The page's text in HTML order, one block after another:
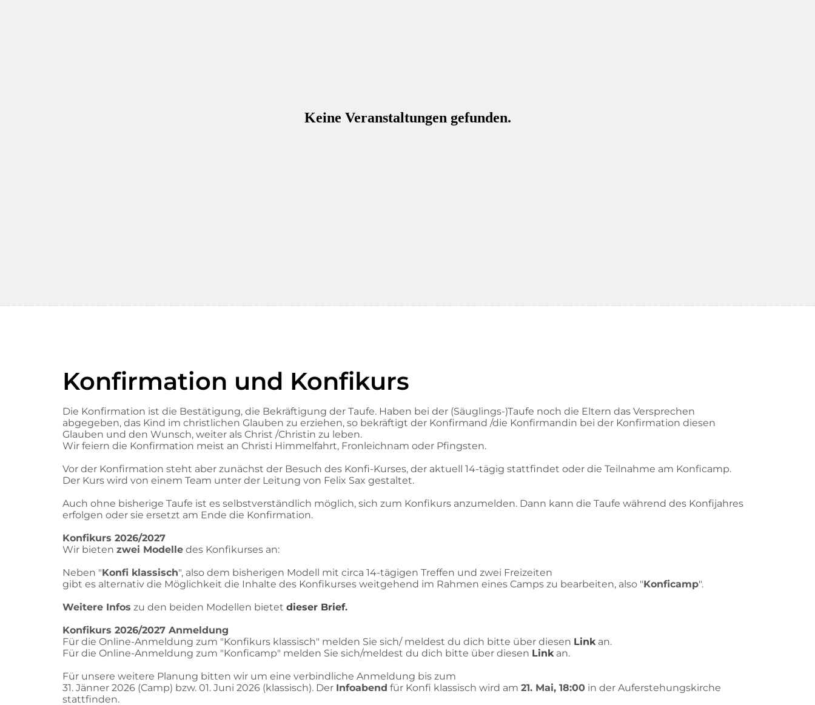
Konfirmation und Konfikurs
Die Konfirmation ist die Bestätigung, die Bekräftigung der Taufe. Haben bei der (Säuglings-)Taufe noch die Eltern das Versprechen
abgegeben, das Kind im christlichen Glauben zu erziehen, so bekräftigt der Konfirmand /die Konfirmandin bei der Konfirmation diesen
Glauben und den Wunsch, weiter als Christ /Christin zu leben.
Wir feiern die Konfirmation meist an Christi Himmelfahrt, Fronleichnam oder Pfingsten.
Vor der Konfirmation steht aber zunächst der Besuch des Konfi-Kurses, der aktuell 14-tägig stattfindet oder die Teilnahme am Konficamp.
Der Kurs wird von einem Team unter der Leitung von Felix Sax gestaltet.
Auch ohne bisherige Taufe ist es selbstverständlich möglich, sich zum Konfikurs anzumelden. Dann kann die Taufe während des Konfijahres
erfolgen oder sie ersetzt am Ende die Konfirmation.
Konfikurs 2026/2027
Wir bieten zwei Modelle des Konfikurses an:
Neben "Konfi klassisch", also dem bisherigen Modell mit circa 14-tägigen Treffen und zwei Freizeiten
gibt es alternativ die Möglichkeit die Inhalte des Konfikurses weitgehend im Rahmen eines Camps zu bearbeiten, also "Konficamp".
Weitere Infos zu den beiden Modellen bietet dieser Brief.
Konfikurs 2026/2027 Anmeldung
Für die Online-Anmeldung zum "Konfikurs klassisch" melden Sie sich/ meldest du dich bitte über diesen Linkan.
Für die Online-Anmeldung zum "Konficamp" melden Sie sich/meldest du dich bitte über diesen Linkan.
Für unsere weitere Planung bitten wir um eine verbindliche Anmeldung bis zum
31. Jänner 2026 (Camp) bzw. 01. Juni 2026 (klassisch). Der Infoabend für Konfi klassisch wird am 21. Mai, 18:00 in der Auferstehungskirche
stattfinden.